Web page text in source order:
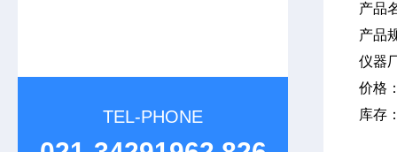
TEL-PHONE
产品
产品
仪器
价格
库存